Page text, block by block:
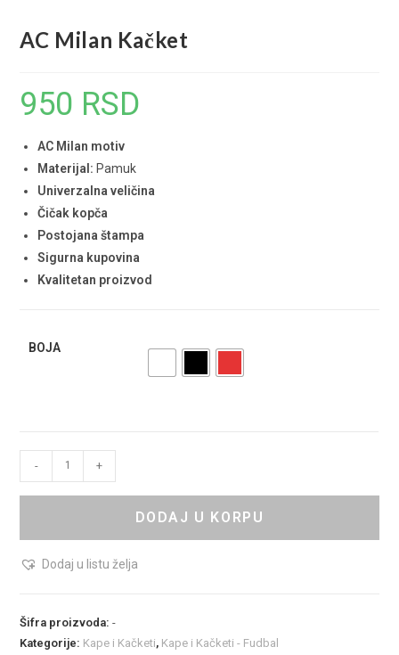
AC Milan Kačket
950 RSD
AC Milan motiv
Materijal: Pamuk
Univerzalna veličina
Čičak kopča
Postojana štampa
Sigurna kupovina
Kvalitetan proizvod
BOJA
- +
DODAJ U KORPU
Dodaj u listu želja
Šifra proizvoda:-
Kategorije: Kape i Kačketi, Kape i Kačketi - Fudbal